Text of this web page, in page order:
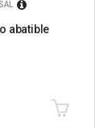
abatible